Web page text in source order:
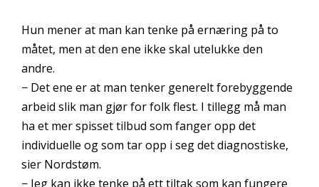
Hun mener at man kan tenke på ernæring på to
måtet, men at den ene ikke skal utelukke den
andre.
− Det ene er at man tenker generelt forebyggende
arbeid slik man gjør for folk flest. I tillegg må man
ha et mer spisset tilbud som fanger opp det
individuelle og som tar opp i seg det diagnostiske,
sier Nordstøm.
− Jeg kan ikke tenke på ett tiltak som kan fungere